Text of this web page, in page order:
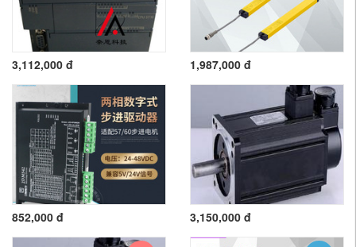
3,112,000 đ 1,987,000 đ
852,000 đ 3,150,000 đ